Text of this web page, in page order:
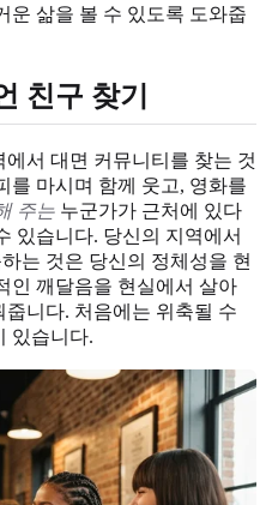
운 삶을 볼 수 있도록 도와줍
친구 찾기
서 대면 커뮤니티를 찾는 것
를 마시며 함께 웃고, 영화를
주는 누군가가 근처에 있다
있습니다. 당신의 지역에서
는 것은 당신의 정체성을 현
인 깨달음을 현실에서 살아
니다. 처음에는 위축될 수
있습니다.